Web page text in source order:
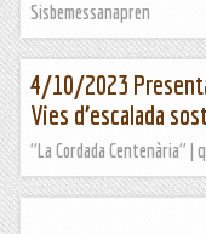
Sisbemessanapren
4/10/2023
Vies d’escalada
"La Cordada Centenària" |